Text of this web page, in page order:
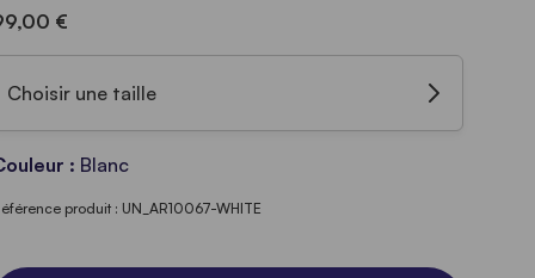
€
Choisir une taille
: Blanc
produit : UN_AR10067-WHITE